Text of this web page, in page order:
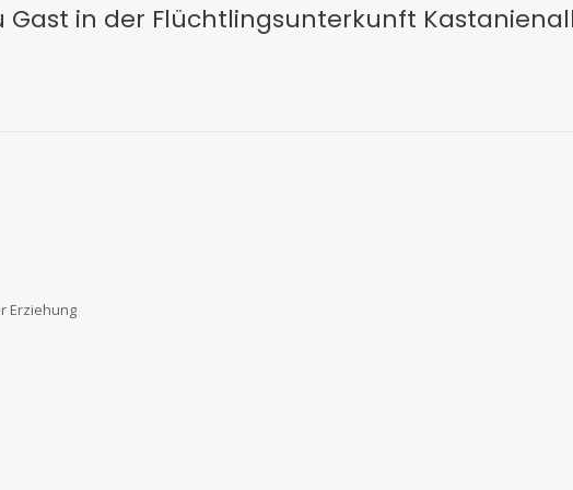
Gast in der Flüchtlingsunterkunft
Erziehung